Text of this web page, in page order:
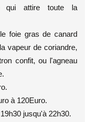
qui attire toute la
foie gras de canard
vapeur de coriandre,
confit, ou l'agneau
à 120Euro.
jusqu'à 22h30.